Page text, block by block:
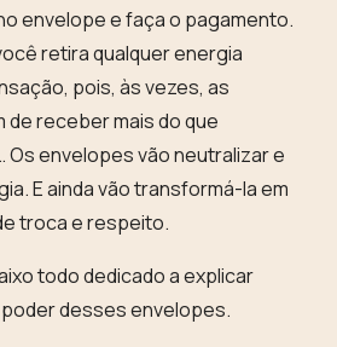
envelope e faça o pagamento.
retira qualquer energia
pois, às vezes, as
receber mais do que
envelopes vão neutralizar e
E ainda vãotransformá-la em
troca e respeito.
todo dedicado a explicar
desses envelopes.